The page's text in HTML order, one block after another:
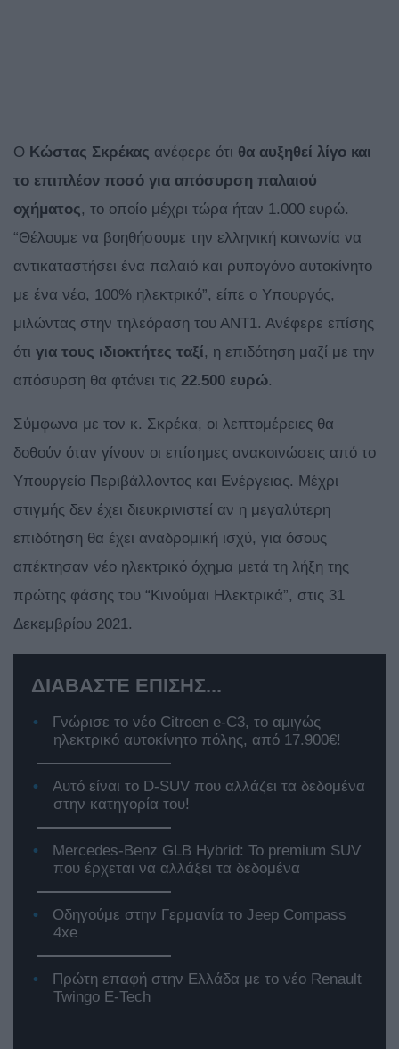
Ο Κώστας Σκρέκας ανέφερε ότι θα αυξηθεί λίγο και
το επιπλέον ποσό για απόσυρση παλαιού
οχήματος, το οποίο μέχρι τώρα ήταν 1.000 ευρώ.
“Θέλουμε να βοηθήσουμε την ελληνική κοινωνία να
αντικαταστήσει ένα παλαιό και ρυπογόνο αυτοκίνητο
με ένα νέο, 100% ηλεκτρικό”, είπε ο Υπουργός,
μιλώντας στην τηλεόραση του ΑΝΤ1. Ανέφερε επίσης
ότι για τους ιδιοκτήτες ταξί, η επιδότηση μαζί με την
απόσυρση θα φτάνει τις 22.500 ευρώ.
Σύμφωνα με τον κ. Σκρέκα, οι λεπτομέρειες θα
δοθούν όταν γίνουν οι επίσημες ανακοινώσεις από το
Υπουργείο Περιβάλλοντος και Ενέργειας. Μέχρι
στιγμής δεν έχει διευκρινιστεί αν η μεγαλύτερη
επιδότηση θα έχει αναδρομική ισχύ, για όσους
απέκτησαν νέο ηλεκτρικό όχημα μετά τη λήξη της
πρώτης φάσης του “Κινούμαι Ηλεκτρικά”, στις 31
Δεκεμβρίου 2021.
ΔΙΑΒΑΣΤΕ ΕΠΙΣΗΣ...
Γνώρισε το νέο Citroen e-C3, το αμιγώς
ηλεκτρικό αυτοκίνητο πόλης, από 17.900€!
Αυτό είναι το D-SUV που αλλάζει τα δεδομένα
στην κατηγορία του!
Mercedes-Benz GLB Hybrid: Το premium SUV
που έρχεται να αλλάξει τα δεδομένα
Οδηγούμε στην Γερμανία το Jeep Compass
4xe
Πρώτη επαφή στην Ελλάδα με το νέο Renault
Twingo E-Tech